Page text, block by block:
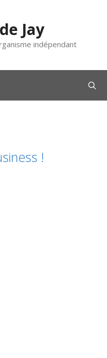
Jay
indépendant
!